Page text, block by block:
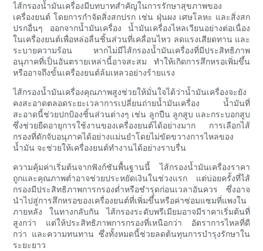
ไส้กรองน้ำมันเครื่องมีบทบาทสำคัญในการรักษาสุขภาพของ
เครื่องยนต์ โดยการกำจัดสิ่งสกปรก เช่น ฝุ่นผง เศษโลหะ และสิ่งสก
ปรกอื่นๆ ออกจากน้ำมันเครื่อง น้ำมันเครื่องไหลเวียนอย่างต่อเนื่อง
ในเครื่องยนต์เพื่อหล่อลื่นชิ้นส่วนที่เคลื่อนไหว ลดแรงเสียดทาน และ
ระบายความร้อน หากไม่มีไส้กรองน้ำมันเครื่องที่มีประสิทธิภาพ
อนุภาคที่เป็นอันตรายเหล่านี้อาจสะสม ทำให้เกิดการสึกหรอเพิ่มขึ้น
หรืออาจถึงขั้นเครื่องยนต์ล้มเหลวอย่างร้ายแรง
ไส้กรองน้ำมันเครื่องคุณภาพสูงช่วยให้มั่นใจได้ว่าน้ำมันเครื่องจะยัง
คงสะอาดตลอดระยะเวลาการเปลี่ยนถ่ายน้ำมันเครื่อง น้ำมันที่
สะอาดนี้ช่วยปกป้องชิ้นส่วนต่างๆ เช่น ลูกปืน ลูกสูบ และกระบอกสูบ
ซึ่งช่วยยืดอายุการใช้งานของเครื่องยนต์ได้อย่างมาก การเลือกไส้
กรองที่ดักจับอนุภาคได้อย่างแม่นยำโดยไม่ขัดขวางการไหลของ
น้ำมัน จะช่วยให้เครื่องยนต์ทำงานได้อย่างราบรื่น
ความคุ้มค่าเริ่มต้นจากฟังก์ชันพื้นฐานนี้ ไส้กรองน้ำมันเครื่องราคา
ถูกและคุณภาพต่ำอาจช่วยประหยัดเงินในช่วงแรก แต่บ่อยครั้งที่ไส้
กรองมีประสิทธิภาพการกรองต่ำหรือชำรุดก่อนเวลาอันควร ซึ่งอาจ
นำไปสู่การสึกหรอของเครื่องยนต์ที่เพิ่มขึ้นหรือค่าซ่อมแซมที่แพงใน
ภายหลัง ในทางกลับกัน ไส้กรองระดับพรีเมียมอาจมีราคาเริ่มต้นที่
สูงกว่า แต่ให้ประสิทธิภาพการกรองที่เหนือกว่า อัตราการไหลที่ดี
กว่า และความทนทาน ซึ่งทั้งหมดนี้ช่วยลดต้นทุนการบำรุงรักษาใน
ระยะยาว